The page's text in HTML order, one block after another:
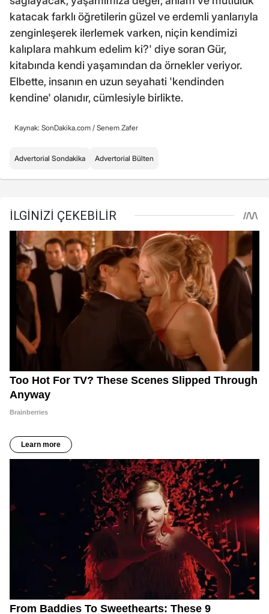
katacak farklı öğretilerin güzel ve erdemli yanlarıyla
zenginleşerek ilerlemek varken, niçin kendimizi
kalıplara mahkum edelim ki?' diye soran Gür,
kitabında kendi yaşamından da örnekler veriyor.
Elbette, insanın en uzun seyahati 'kendinden
kendine' olanıdır, cümlesiyle birlikte.
Kaynak: SonDakika.com / Senem Zafer
Advertorial Sondakika Advertorial Bülten